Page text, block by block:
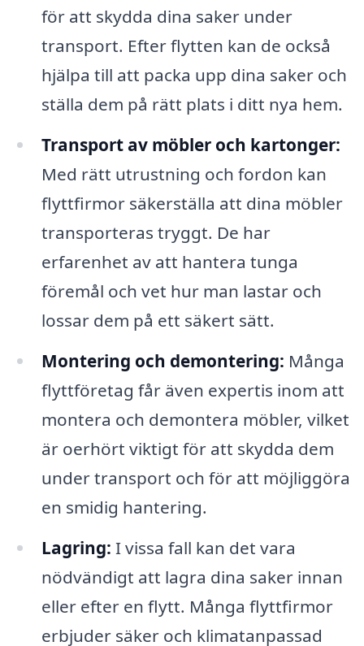
för att skydda dina saker under
transport. Efter flytten kan de också
hjälpa till att packa upp dina saker och
ställa dem på rätt plats i ditt nya hem.
Transport av möbler och kartonger:
Med rätt utrustning och fordon kan
flyttfirmor säkerställa att dina möbler
transporteras tryggt. De har
erfarenhet av att hantera tunga
föremål och vet hur man lastar och
lossar dem på ett säkert sätt.
Montering och demontering: Många
flyttföretag får även expertis inom att
montera och demontera möbler, vilket
är oerhört viktigt för att skydda dem
under transport och för att möjliggöra
en smidig hantering.
Lagring: I vissa fall kan det vara
nödvändigt att lagra dina saker innan
eller efter en flytt. Många flyttfirmor
erbjuder säker och klimatanpassad